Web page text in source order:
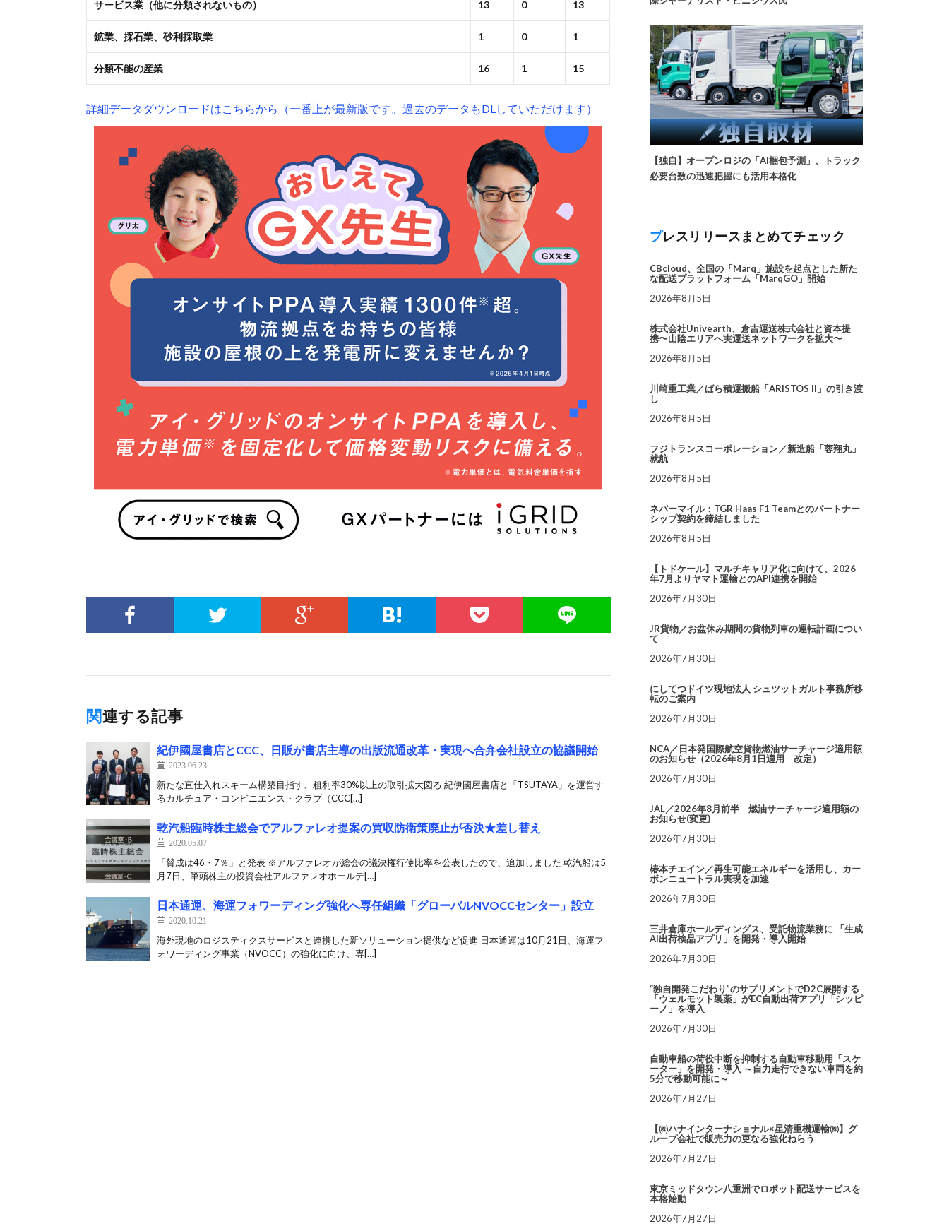
サービス業（他に分類されないもの） 13 0 13
鉱業、採石業、砂利採取業 1 0 1
分類不能の産業 16 1 15
詳細データダウンロードはこちらから（一番上が最新版です。過去のデータもDLしていただけます）
関連する記事
紀伊國屋書店とCCC、日販が書店主導の出版流通改革・実現へ合弁会社設立の協議開始
2023.06.23
新たな直仕入れスキーム構築目指す、粗利率30%以上の取引拡大図る 紀伊國屋書店と「TSUTAYA」を運営す
るカルチュア・コンビニエンス・クラブ（CCC[…]
乾汽船臨時株主総会でアルファレオ提案の買収防衛策廃止が否決★差し替え
2020.05.07
「賛成は46・7％」と発表 ※アルファレオが総会の議決権行使比率を公表したので、追加しました 乾汽船は5
月7日、筆頭株主の投資会社アルファレオホールデ[…]
日本通運、海運フォワーディング強化へ専任組織「グローバルNVOCCセンター」設立
2020.10.21
海外現地のロジスティクスサービスと連携した新ソリューション提供など促進 日本通運は10月21日、海運フ
ォワーディング事業（NVOCC）の強化に向け、専[…]
【独自】オープンロジの「AI梱包予測」、トラック
必要台数の迅速把握にも活用本格化
プレスリリースまとめてチェック
CBcloud、全国の「Marq」施設を起点とした新た
な配送プラットフォーム「MarqGO」開始
2026年8月5日
株式会社Univearth、倉吉運送株式会社と資本提
携〜山陰エリアへ実運送ネットワークを拡大〜
2026年8月5日
川崎重工業／ばら積運搬船「ARISTOS II」の引き渡
し
2026年8月5日
フジトランスコーポレーション／新造船「蓉翔丸」
就航
2026年8月5日
ネバーマイル：TGR Haas F1 Teamとのパートナー
シップ契約を締結しました
2026年8月5日
【トドケール】マルチキャリア化に向けて、2026
年7月よりヤマト運輸とのAPI連携を開始
2026年7月30日
JR貨物／お盆休み期間の貨物列車の運転計画につい
て
2026年7月30日
にしてつドイツ現地法人 シュツットガルト事務所移
転のご案内
2026年7月30日
NCA／日本発国際航空貨物燃油サーチャージ適用額
のお知らせ（2026年8月1日適用 改定）
2026年7月30日
JAL／2026年8月前半 燃油サーチャージ適用額の
お知らせ(変更)
2026年7月30日
椿本チエイン／再生可能エネルギーを活用し、カー
ボンニュートラル実現を加速
2026年7月30日
三井倉庫ホールディングス、受託物流業務に 「生成
AI出荷検品アプリ」を開発・導入開始
2026年7月30日
“独自開発こだわり”のサプリメントでD2C展開する
「ウェルモット製薬」がEC自動出荷アプリ「シッピ
ーノ」を導入
2026年7月30日
自動車船の荷役中断を抑制する自動車移動用「スケ
ーター」を開発・導入 ～自力走行できない車両を約
5分で移動可能に～
2026年7月27日
【㈱ハナインターナショナル×星清重機運輸㈱】グ
ループ会社で販売力の更なる強化ねらう
2026年7月27日
東京ミッドタウン八重洲でロボット配送サービスを
本格始動
2026年7月27日